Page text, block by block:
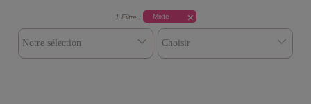
1 Filtre : Mixte